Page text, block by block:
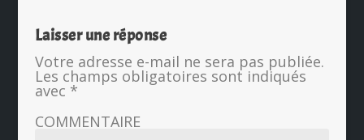
Laisser une réponse
Votre adresse e-mail ne sera pas publiée.
Les champs obligatoires sont indiqués
avec *
COMMENTAIRE